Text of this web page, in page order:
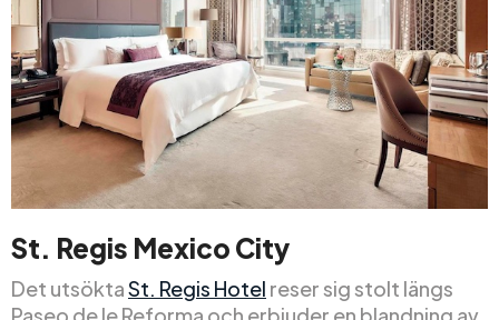
St. Regis Mexico City
Det utsöktaSt. Regis Hotel reser sig stolt längs
Paseo de le Reforma och erbjuder en blandning av